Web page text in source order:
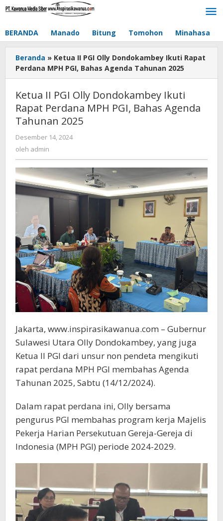
Lewati
BERANDA Manado Bitung Tomohon Minahasa
Beranda » Ketua II PGI Olly Dondokambey Ikuti Rapat
Perdana MPH PGI, Bahas Agenda Tahunan 2025
Ketua II PGI Olly Dondokambey Ikuti
Rapat Perdana MPH PGI, Bahas Agenda
Tahunan 2025
Desember 14, 2024
oleh admin
Jakarta, www.inspirasikawanua.com – Gubernur
Sulawesi Utara Olly Dondokambey, yang juga
Ketua II PGI dari unsur non pendeta mengikuti
rapat perdana MPH PGI membahas Agenda
Tahunan 2025, Sabtu (14/12/2024).
Dalam rapat perdana ini, Olly bersama
pengurus PGI membahas program kerja Majelis
Pekerja Harian Persekutuan Gereja-Gereja di
Indonesia (MPH PGI) periode 2024-2029.